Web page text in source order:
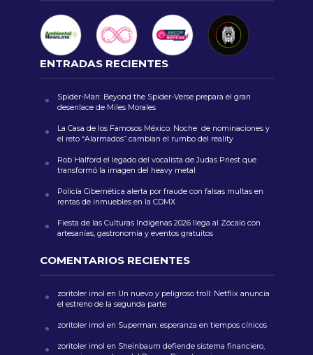
ENTRADAS RECIENTES
Spider-Man: Beyond the Spider-Verse prepara el gran
desenlace de Miles Morales
La Casa de los Famosos México: Noche de nominaciones y
el reto “Alarmados” cambian el rumbo del reality
Rob Halford el legado del vocalista de Judas Priest que
transformó la imagen del heavy metal
Policía Cibernética alerta por fraude con falsas multas en
rentas de inmuebles en la CDMX
Fiesta de las Culturas Indígenas 2026 llega al Zócalo con
artesanías, gastronomía y eventos gratuitos
COMENTARIOS RECIENTES
zoritoler imol en Un nuevo y peligroso troll: Netflix anuncia
el estreno de la segunda parte
zoritoler imol en Superman: esperanza en tiempos cínicos
zoritoler imol en Sheinbaum defiende sistema financiero,